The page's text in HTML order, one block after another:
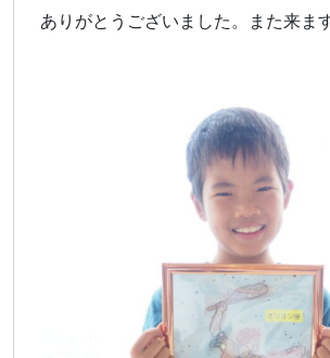
ありがとうございました。また来ま